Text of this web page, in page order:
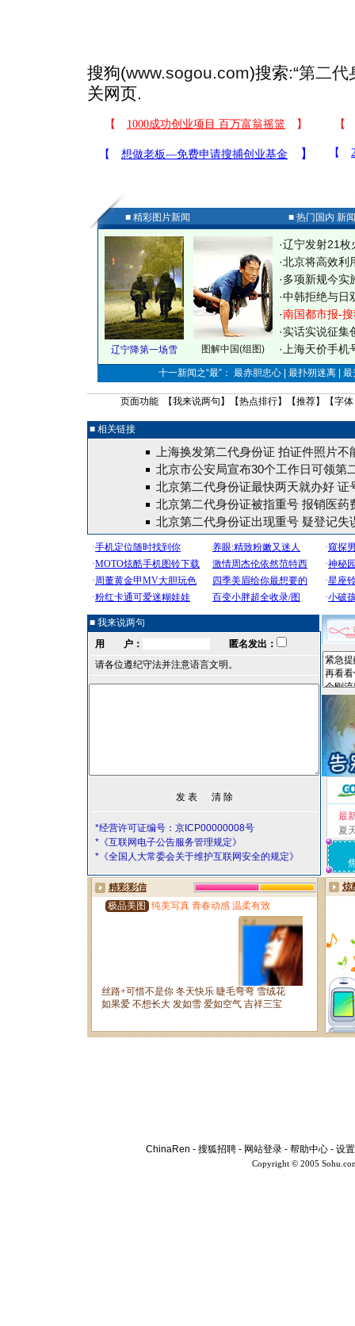
搜狗(www.sogou.com)搜索:“第二代
关网页.
■ 精彩图片新闻 ■ 热门国内 新
辽宁降第一场雪 图解中国(组图)
·辽宁发射21枚
·北京将高效利
·多项新规今实
·中韩拒绝与日
·南国都市报-
·实话实说征集
· 上海天价手
十一新闻之“最”： 最赤胆忠心 | 最扑朔迷离 |
页面功能 【我来说两句 】【热点排行】【推荐】【字体
■ 相关链接
上海换发第二代身份证 拍证件照片不
北京市公安局宣布30个工作日可领第
北京第二代身份证最快两天就办好 证
北京第二代身份证被指重号 报销医药
北京第二代身份证出现重号 疑登记失
■ 我来说两句
用 户：
匿名发出：
请各位遵纪守法并注意语言文明。
*经营许可证编号：京ICP00000008号
*《互联网电子公告服务管理规定》
*《全国人大常委会关于维护互联网安全的规定》
最
夏
ChinaRen - 搜狐招聘 - 网站登录 - 帮助中心 - 设
Copyright © 2005